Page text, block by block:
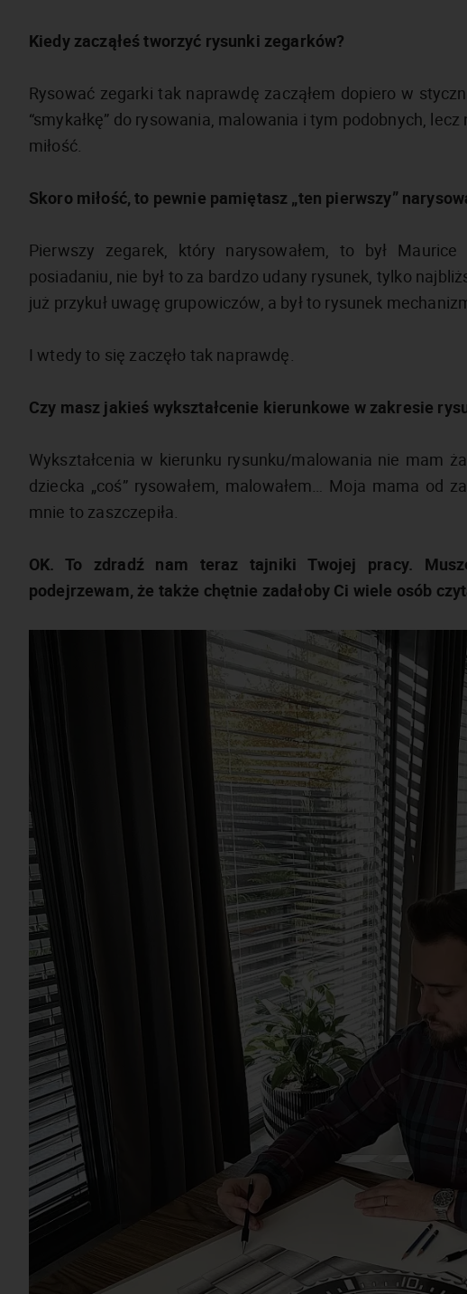
Kiedy zacząłeś tworzyć rysunki zegarków?
Rysować zegarki tak naprawdę zacząłem dopiero w
“smykałkę” do rysowania, malowania i tym podobnych,
miłość.
Skoro miłość, to pewnie pamiętasz „ten pierwszy”
Pierwszy zegarek, który narysowałem, to był
posiadaniu, nie był to za bardzo udany rysunek, tylko
już przykuł uwagę grupowiczów, a był to rysunek
I wtedy to się zaczęło tak naprawdę.
Czy masz jakieś wykształcenie kierunkowe w zakresie
Wykształcenia w kierunku rysunku/malowania nie mam
dziecka „coś” rysowałem, malowałem… Moja mama od
mnie to zaszczepiła.
OK. To zdradź nam teraz tajniki Twojej pracy.
podejrzewam, że także chętnie zadałoby Ci wiele osób